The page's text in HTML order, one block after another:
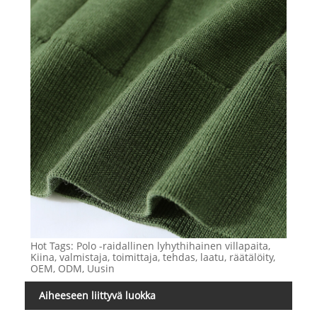
Hot Tags: Polo -raidallinen lyhythihainen villapaita,
Kiina, valmistaja, toimittaja, tehdas, laatu, räätälöity,
OEM, ODM, Uusin
Aiheeseen liittyvä luokka